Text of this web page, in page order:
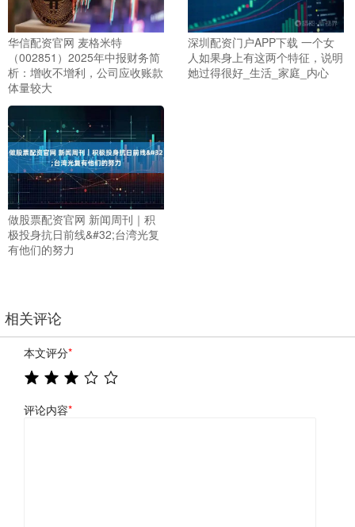
华信配资官网 麦格米特
（002851）2025年中报财务简
析：增收不增利，公司应收账款
体量较大
深圳配资门户APP下载 一个女
人如果身上有这两个特征，说明
她过得很好_生活_家庭_内心
做股票配资官网 新闻周刊｜积
极投身抗日前线&#32;台湾光复
有他们的努力
相关评论
本文评分*
评论内容*